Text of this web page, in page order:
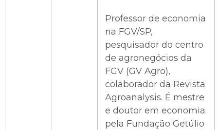
Professor de economia
na FGV/SP,
pesquisador do centro
de agronegócios da
FGV (GV Agro),
colaborador da Revista
Agroanalysis. É mestre
e doutor em economia
pela Fundação Getúlio